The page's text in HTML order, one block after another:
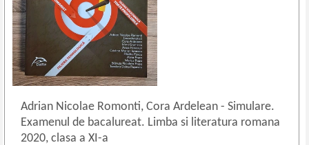
Adrian Nicolae Romonti, Cora Ardelean- Simulare.
Examenul de bacalureat. Limba si literatura romana
2020, clasa a XI-a